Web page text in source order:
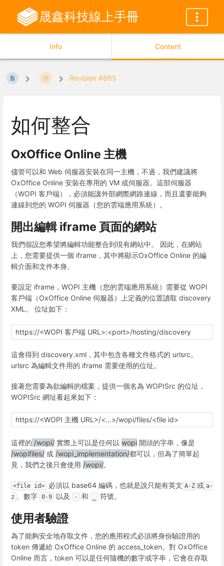
晟鑫科技線上手冊
Info Content
Revision #865
如何整合
OxOffice Online 主機
儘管可以和 Web 伺服器安裝在同一主機，不過，我們建議將
OxOffice Online 安裝在專用的 VM 或伺服器。這部伺服器
（WOPI 客戶端），必須能讓外部網際網路連線，而且還要能夠
連線到您的 WOPI 伺服器（您的雲端應用系統）。
開出編輯 iframe 頁面的網站
我們假設您希望將編輯功能整合到現有網站中。 因此，在網站
上，您需要提供一個 iframe，其中將顯示OxOffice Online 的編
輯介面和文件本身。
要設定 iframe，WOPI 主機（您的雲端應用系統）需要從 WOPI
客戶端（OxOffice Online 伺服器）上定義的位置讀取 discovery
XML。 位址如下：
https://<WOPI 客戶端 URL>:<port>/hosting/discovery
這會得到 discovery.xml，其中包含各種文件格式的 urlsrc。
urlsrc 為編輯文件用的 iframe 需要使用的位址。
接著您需要為欲編輯的檔案，提供一個名為 WOPISrc 的位址，
WOPISrc 網址看起來如下：
https://<WOPI 主機 URL>/<...>/wopi/files/<file id>
這裡的 /wopi/ 實際上可以是任何以 wopi 開頭的字串，像是
/wopifiles/ 或 /wopi_implementation/都可以，但為了簡單起
見，我們之後只會使用 /wopi/。
<file id> 必須以 base64 編碼，也就是說只能有英文 A-Z 或 a-
z
、數字 0-9 以及 - 和 符號。
使用者驗證
為了能夠安全地存取文件，您的應用程式必須將身份驗證用的
token 傳遞給 OxOffice Online 的 access_token。對 OxOffice
Online 而言，token 可以是任何隨機的數字或字串，它會在存取